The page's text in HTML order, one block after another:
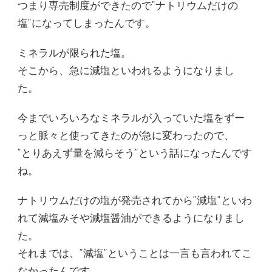
つまり専売制度ができたので”ナトリウムだけの
塩”になってしまったんです。
ミネラルが限られた塩。
そこから、急に減塩といわれるようになりまし
た。
今までいろいろなミネラルが入っていた塩をずー
っと脈々と使ってきたのが急に変わったので、
”とりあえず量を減らそう”という話になったんです
ね。
ナトリウムだけの塩が発売されてから”減塩”といわ
れて減塩みそや減塩醤油ができるようになりまし
た。
それまでは、”減塩”ということは一言も言われてこ